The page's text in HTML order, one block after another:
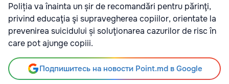
Poliția va înainta un șir de recomandări pentru părinţi,
privind educaţia şi supravegherea copiilor, orientate la
prevenirea suicidului și soluţionarea cazurilor de risc în
care pot ajunge copiii.
Подпишитесь на новости Point.md в Google